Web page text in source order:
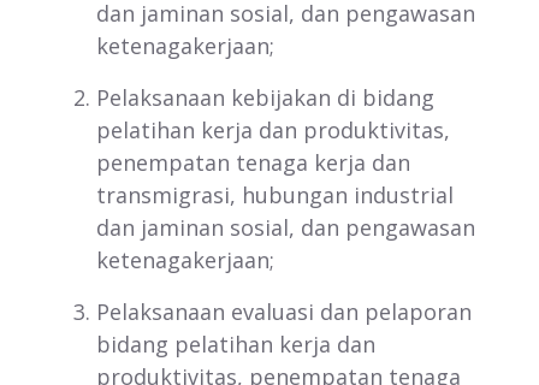
dan jaminan sosial, dan pengawasan
ketenagakerjaan;
Pelaksanaan kebijakan di bidang
pelatihan kerja dan produktivitas,
penempatan tenaga kerja dan
transmigrasi, hubungan industrial
dan jaminan sosial, dan pengawasan
ketenagakerjaan;
Pelaksanaan evaluasi dan pelaporan
bidang pelatihan kerja dan
produktivitas, penempatan tenaga